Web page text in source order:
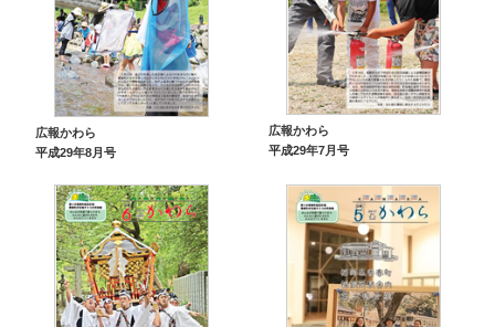
広報かわら
平成29年8月号
広報かわら
平成29年7月号